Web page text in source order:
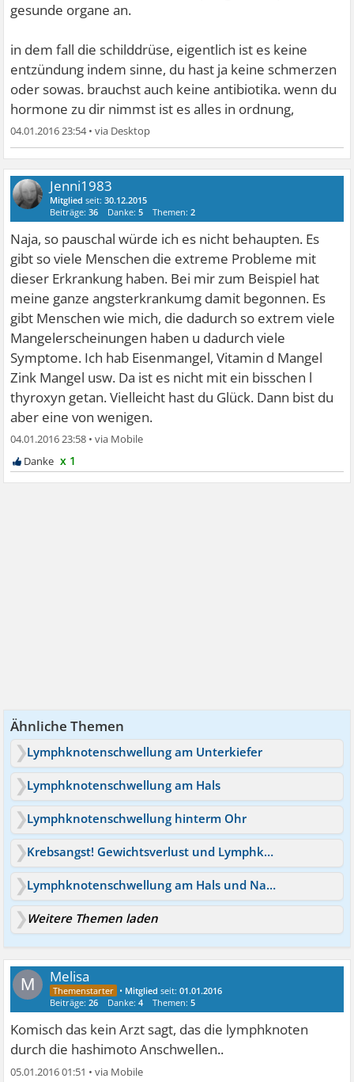
gesunde organe an.
in dem fall die schilddrüse, eigentlich ist es keine
entzündung indem sinne, du hast ja keine schmerzen
oder sowas. brauchst auch keine antibiotika. wenn du
hormone zu dir nimmst ist es alles in ordnung,
04.01.2016 23:54•
Jenni1983
Mitglied seit:30.12.2015
Beiträge:36 Danke:5 Themen:2
Naja, so pauschal würde ich es nicht behaupten. Es
gibt so viele Menschen die extreme Probleme mit
dieser Erkrankung haben. Bei mir zum Beispiel hat
meine ganze angsterkrankumg damit begonnen. Es
gibt Menschen wie mich, die dadurch so extrem viele
Mangelerscheinungen haben u dadurch viele
Symptome. Ich hab Eisenmangel, Vitamin d Mangel
Zink Mangel usw. Da ist es nicht mit ein bisschen l
thyroxyn getan. Vielleicht hast du Glück. Dann bist du
aber eine von wenigen.
04.01.2016 23:58 •
x 1
Ähnliche Themen
Lymphknotenschwellung am Unterkiefer
Lymphknotenschwellung am Hals
Lymphknotenschwellung hinterm Ohr
Krebsangst! Gewichtsverlust und Lymphknotenschwellung
Lymphknotenschwellung am Hals und Nacken
Weitere Themen laden
M Melisa
• Mitglied seit:01.01.2016
Beiträge:26 Danke:4 Themen:5
Komisch das kein Arzt sagt, das die lymphknoten
durch die hashimoto Anschwellen..
05.01.2016 01:51 •